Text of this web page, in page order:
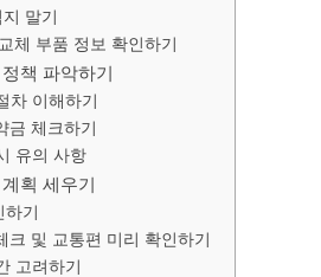
말기
체 부품 정보 확인하기
책 파악하기
차 이해하기
금 체크하기
유의 사항
획 세우기
하기
크 및 교통편 미리 확인하기
고려하기